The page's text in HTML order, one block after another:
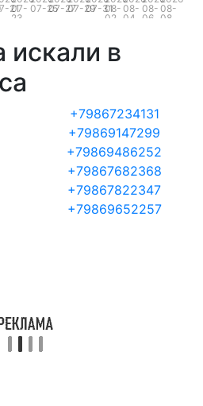
21
07-
23
07-2507-2707-2907-3108-
02
08-
04
08-
06
08-
08
искали в
+79867234131
+79869147299
+79869486252
+79867682368
+79867822347
+79869652257